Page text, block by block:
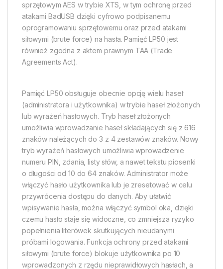
sprzętowym AES w trybie XTS, w tym ochronę przed
atakami BadUSB dzięki cyfrowo podpisanemu
oprogramowaniu sprzętowemu oraz przed atakami
siłowymi (brute force) na hasła. Pamięć LP50 jest
również zgodna z aktem prawnym TAA (Trade
Agreements Act).
Pamięć LP50 obsługuje obecnie opcję wielu haseł
(administratora i użytkownika) w trybie haseł złożonych
lub wyrażeń hasłowych. Tryb haseł złożonych
umożliwia wprowadzanie haseł składających się z 616
znaków należących do 3 z 4 zestawów znaków. Nowy
tryb wyrażeń hasłowych umożliwia wprowadzenie
numeru PIN, zdania, listy słów, a nawet tekstu piosenki
o długości od 10 do 64 znaków. Administrator może
włączyć hasło użytkownika lub je zresetować w celu
przywrócenia dostępu do danych. Aby ułatwić
wpisywanie hasła, można włączyć symbol oka, dzięki
czemu hasło staje się widoczne, co zmniejsza ryzyko
popełnienia literówek skutkujących nieudanymi
próbami logowania. Funkcja ochrony przed atakami
siłowymi (brute force) blokuje użytkownika po 10
wprowadzonych z rzędu nieprawidłowych hasłach, a